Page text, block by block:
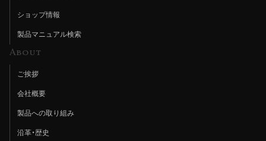
ショップ情報
製品マニュアル検索
About
ご挨拶
会社概要
製品への取り組み
沿革・歴史